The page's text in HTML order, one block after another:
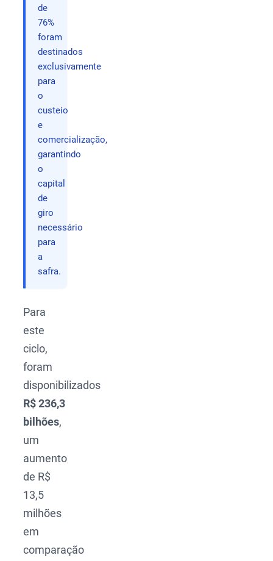
de
76%
foram
destinados
exclusivamente
para
o
custeio
e
comercialização,
garantindo
o
capital
de
giro
necessário
para
a
safra.
Para
este
ciclo,
foram
disponibilizados
R$ 236,3
bilhões,
um
aumento
de R$
13,5
milhões
em
comparação